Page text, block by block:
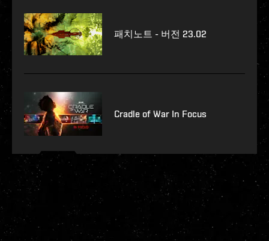
패치노트 - 버전 23.02
Cradle of War In Focus